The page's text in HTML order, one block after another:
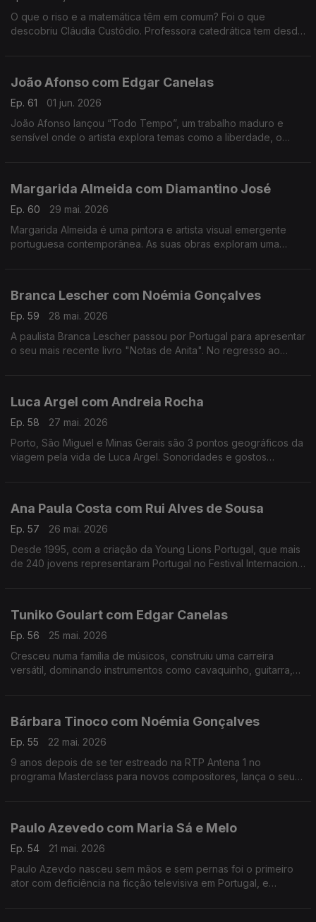
O que o riso e a matemática têm em comum? Foi o que
descobriu Cláudia Custódio. Professora catedrática tem desde
João Afonso com Edgar Canelas
Ep. 61
01 jun. 2026
João Afonso lançou “Todo Tempo”, um trabalho maduro e
sensível onde o artista explora temas como a liberdade, o
Margarida Almeida com Diamantino José
Ep. 60
29 mai. 2026
Margarida Almeida é uma pintora e artista visual emergente
portuguesa contemporânea. As suas obras exploram uma
Branca Lescher com Noémia Gonçalves
Ep. 59
28 mai. 2026
A paulista Branca Lescher passou por Portugal para apresentar
o seu mais recente livro "Notas de Anita". No regresso ao
Luca Argel com Andreia Rocha
Ep. 58
27 mai. 2026
Porto, São Miguel e Minas Gerais são 3 pontos geográficos da
viagem pela vida de Luca Argel. Sonoridades e gostos
Ana Paula Costa com Rui Alves de Sousa
Ep. 57
26 mai. 2026
Desde 1995, com a criação da Young Lions Portugal, que mais
de 240 jovens representaram Portugal no Festival Internacional
Tuniko Goulart com Edgar Canelas
Ep. 56
25 mai. 2026
Cresceu numa família de músicos, construiu uma carreira
versátil, dominando instrumentos como cavaquinho, guitarra,
Bárbara Tinoco com Noémia Gonçalves
Ep. 55
22 mai. 2026
9 anos depois de se ter estreado na RTP Antena 1 no
programa Masterclass para novos compositores, lança o seu
Paulo Azevedo com Maria Sá e Melo
Ep. 54
21 mai. 2026
Paulo Azevdo nasceu sem mãos e sem pernas foi o primeiro
ator com deficiência na ficção televisiva em Portugal, e